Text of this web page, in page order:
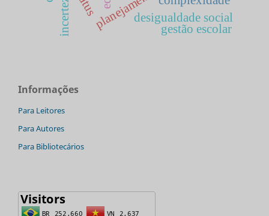
incerteza desigualdade social
gestão escolar
Informações
Para Leitores
Para Autores
Para Bibliotecários